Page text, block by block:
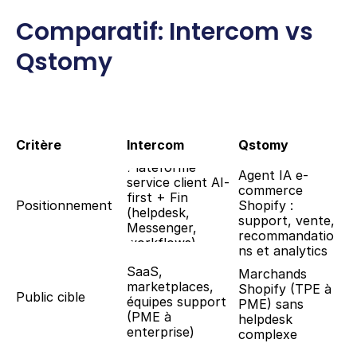
Comparatif: Intercom vs
Qstomy
Critère Intercom Qstomy
Positionnement
Plateforme
service client AI-
first + Fin
(helpdesk,
Messenger,
workflows)
Agent IA e-
commerce
Shopify :
support, vente,
recommandatio
ns et analytics
Public cible
SaaS,
marketplaces,
équipes support
(PME à
enterprise)
Marchands
Shopify (TPE à
PME) sans
helpdesk
complexe